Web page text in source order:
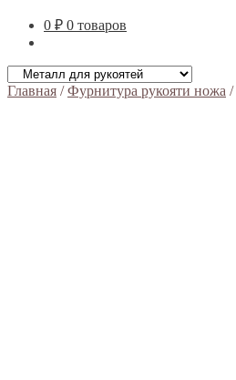
0 ₽ 0 товаров
Главная /Фурнитура рукояти ножа /